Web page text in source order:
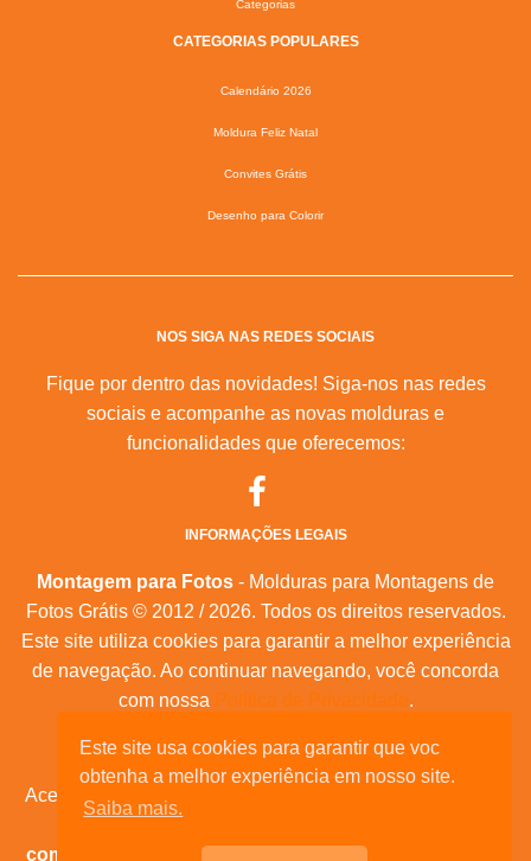
Este site usa cookies para garantir que voc
obtenha a melhor experiência em nosso site.
Saiba mais.
Categorias
CATEGORIAS POPULARES
Calendário 2026
Moldura Feliz Natal
Convites Grátis
Desenho para Colorir
NOS SIGA NAS REDES SOCIAIS
Fique por dentro das novidades! Siga-nos nas redes
sociais e acompanhe as novas molduras e
funcionalidades que oferecemos:
INFORMAÇÕES LEGAIS
Montagem para Fotos - Molduras para Montagens de
Fotos Grátis © 2012 / 2026. Todos os direitos reservados.
Este site utiliza cookies para garantir a melhor experiência
de navegação. Ao continuar navegando, você concorda
com nossa Política de Privacidade.
Mapa do Site |Feeds RSS |Sobre Nós
Acesse nossas molduras para:
comemorativas, e muita outras datas comemorativas!